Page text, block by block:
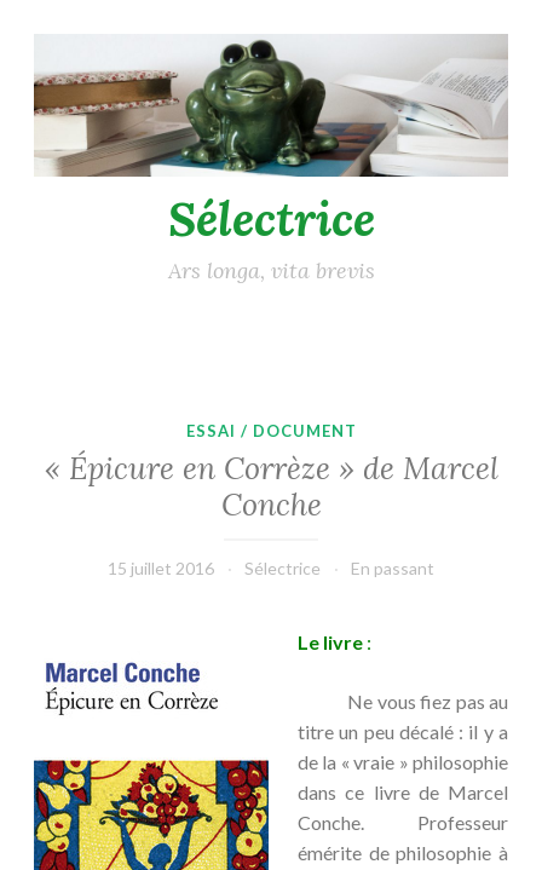
au
contenu
principal
Sélectrice
Ars longa, vita brevis
ESSAI / DOCUMENT
« Épicure en Corrèze » de Marcel
Conche
15 juillet 2016 Sélectrice En passant
Le livre :
Ne vous fiez pas au
titre un peu décalé : il y a
de la « vraie » philosophie
dans ce livre de Marcel
Conche. Professeur
émérite de philosophie à